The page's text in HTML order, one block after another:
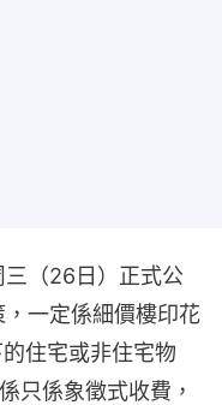
（26日）正式公
一定係細價樓印花
住宅或非住宅物
只係象徵式收費，